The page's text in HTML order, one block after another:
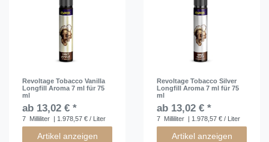
Revoltage Tobacco Vanilla
Longfill Aroma 7 ml für 75
ml
ab 13,02 € *
7 Milliliter | 1.978,57 € / Liter
Artikel anzeigen
Revoltage Tobacco Silver
Longfill Aroma 7 ml für 75
ml
ab 13,02 € *
7 Milliliter | 1.978,57 € / Liter
Artikel anzeigen